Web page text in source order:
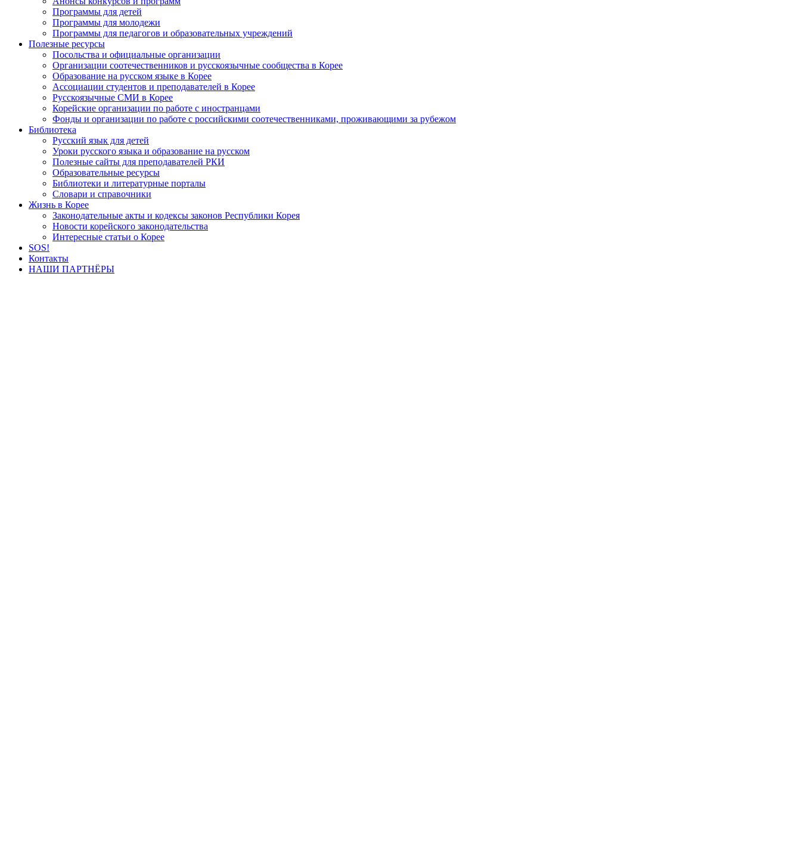
Программы для детей
Программы для молодежи
Программы для педагогов и образовательных учреждений
Полезные ресурсы
Посольства и официальные организации
Организации соотечественников и русскоязычные сообщества в Корее
Образование на русском языке в Корее
Ассоциации студентов и преподавателей в Корее
Русскоязычные СМИ в Корее
Корейские организации по работе с иностранцами
Фонды и организации по работе с российскими соотечественниками, проживающими за рубежом
Библиотека
Русский язык для детей
Уроки русского языка и образование на русском
Полезные сайты для преподавателей РКИ
Образовательные ресурсы
Библиотеки и литературные порталы
Словари и справочники
Жизнь в Корее
Законодательные акты и кодексы законов Республики Корея
Новости корейского законодательства
Интересные статьи о Корее
SOS!
Контакты
НАШИ ПАРТНЁРЫ